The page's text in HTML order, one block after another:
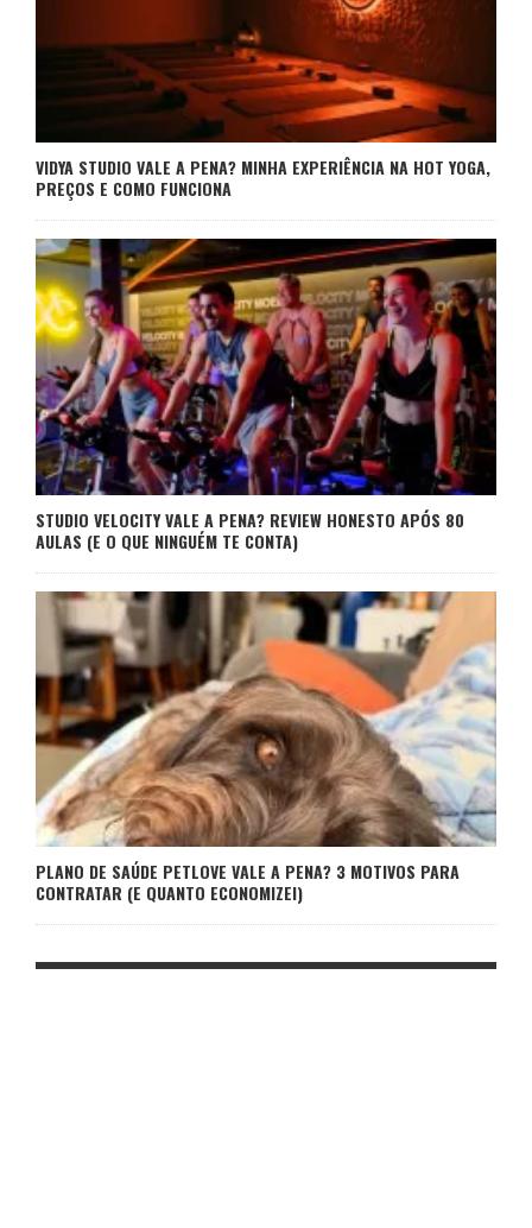
VIDYA STUDIO VALE A PENA? MINHA EXPERIÊNCIA NA HOT YOGA,
PREÇOS E COMO FUNCIONA
STUDIO VELOCITY VALE A PENA? REVIEW HONESTO APÓS 80
AULAS (E O QUE NINGUÉM TE CONTA)
PLANO DE SAÚDE PETLOVE VALE A PENA? 3 MOTIVOS PARA
CONTRATAR (E QUANTO ECONOMIZEI)